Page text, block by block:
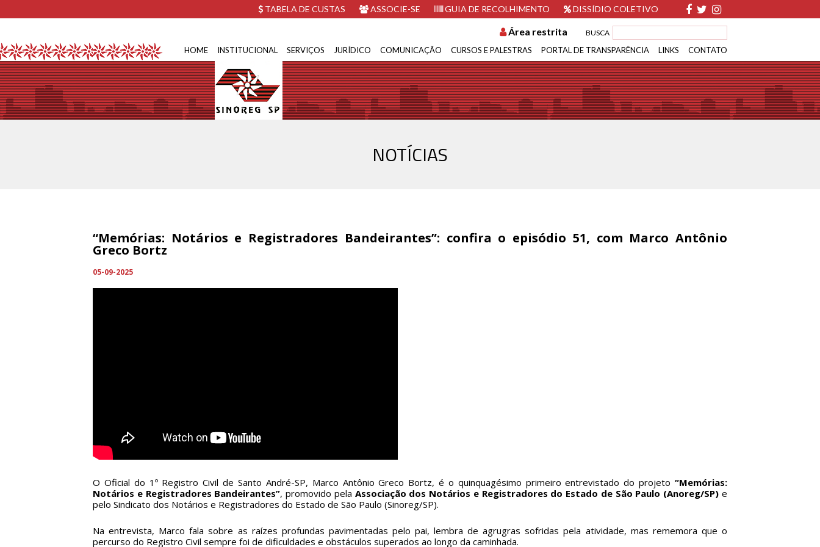
TABELA DE CUSTAS ASSOCIE-SE GUIA DE RECOLHIMENTO DISSÍDIO COLETIVO
BUSCA
Área restrita
HOME INSTITUCIONAL SERVIÇOS JURÍDICO COMUNICAÇÃO CURSOS E PALESTRAS PORTAL DE TRANSPARÊNCIA LINKS CONTATO
NOTÍCIAS
“Memórias: Notários e Registradores Bandeirantes”: confira o episódio 51, com Marco Antônio
Greco Bortz
05-09-2025
O Oficial do 1º Registro Civil de Santo André-SP, Marco Antônio Greco Bortz, é o quinquagésimo primeiro entrevistado do projeto “Memórias:
Notários e Registradores Bandeirantes”, promovido pela Associação dos Notários e Registradores do Estado de São Paulo (Anoreg/SP) e
pelo Sindicato dos Notários e Registradores do Estado de São Paulo (Sinoreg/SP).
Na entrevista, Marco fala sobre as raízes profundas pavimentadas pelo pai, lembra de agrugras sofridas pela atividade, mas rememora que o
percurso do Registro Civil sempre foi de dificuldades e obstáculos superados ao longo da caminhada.